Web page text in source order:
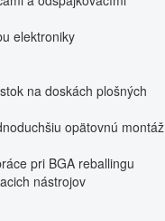
elektroniky
na doskách plošných
opätovnú montáž
pri BGA reballingu
nástrojov